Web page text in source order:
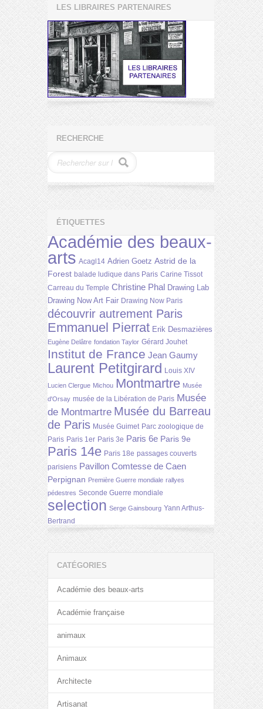
LES LIBRAIRES PARTENAIRES
RECHERCHE
ÉTIQUETTES
Académie des beaux-
arts Acagl14 Adrien Goetz Astrid de la
Forest balade ludique dans Paris Carine Tissot
Carreau du Temple Christine Phal Drawing Lab
Drawing Now Art Fair Drawing Now Paris
découvrir autrement Paris
Emmanuel Pierrat Erik Desmazières
Eugène Delâtre fondation Taylor Gérard Jouhet
Institut de France Jean Gaumy
Laurent Petitgirard Louis XIV
Lucien Clergue Michou Montmartre Musée
d'Orsay musée de la Libération de Paris Musée
de Montmartre Musée du Barreau
de Paris Musée Guimet Parc zoologique de
Paris Paris 1er Paris 3e Paris 6e Paris 9e
Paris 14e Paris 18e passages couverts
parisiens Pavillon Comtesse de Caen
Perpignan Première Guerre mondiale rallyes
pédestres Seconde Guerre mondiale
selection Serge Gainsbourg Yann Arthus-
Bertrand
CATÉGORIES
Académie des beaux-arts
Académie française
animaux
Animaux
Architecte
Artisanat